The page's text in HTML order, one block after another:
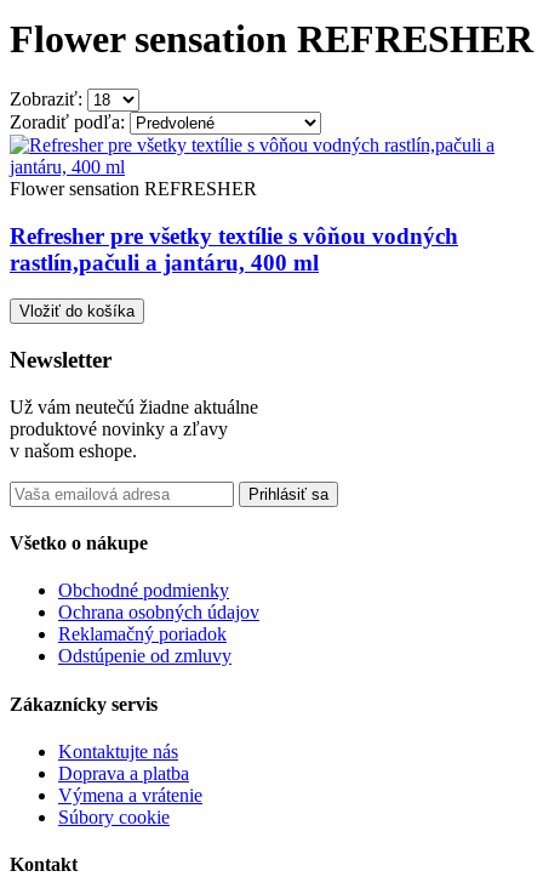
Flower sensation REFRESHER
Zobraziť:
Zoradiť podľa:
Flower sensation REFRESHER
Refresher pre všetky textílie s vôňou vodných
rastlín,pačuli a jantáru, 400 ml
Vložiť do košíka
Newsletter
Už vám neutečú žiadne aktuálne
produktové novinky a zľavy
v našom eshope.
Prihlásiť sa
Všetko o nákupe
Obchodné podmienky
Ochrana osobných údajov
Reklamačný poriadok
Odstúpenie od zmluvy
Zákaznícky servis
Kontaktujte nás
Doprava a platba
Výmena a vrátenie
Súbory cookie
Kontakt